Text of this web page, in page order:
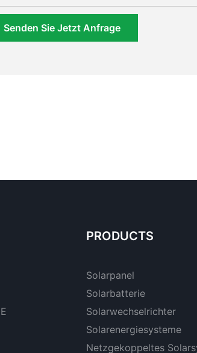
Senden Sie Jetzt Anfrage
PRODUCTS
Solarpanel
Solarbatterie
Solarwechselrichter
Solarenergiesysteme
Netzgekoppeltes